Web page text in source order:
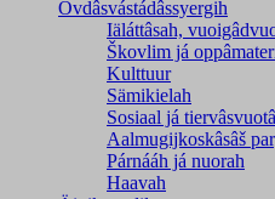
Ovdâsvástádâssyergih
Iäláttâsah,
Škovlim já
Kulttuur
Sämikielah
Sosiaal já tiervâsvuotâ
Aalmugijkoskâsâš
Párnááh já nuorah
Haavah